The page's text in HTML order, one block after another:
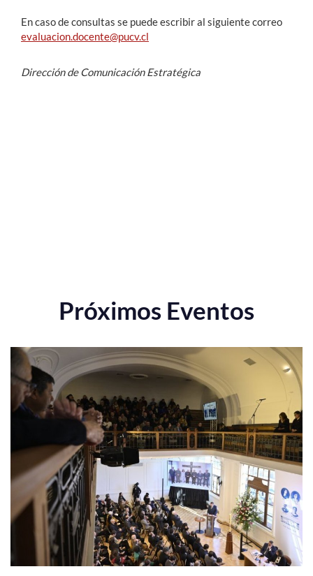
En caso de consultas se puede escribir al siguiente correo
evaluacion.docente@pucv.cl
Dirección de Comunicación Estratégica
Próximos Eventos